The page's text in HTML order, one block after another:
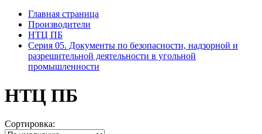
Главная страница
Производители
НТЦ ПБ
Серия 05. Документы по безопасности, надзорной и
разрешительной деятельности в угольной
промышленности
НТЦ ПБ
Сортировка: